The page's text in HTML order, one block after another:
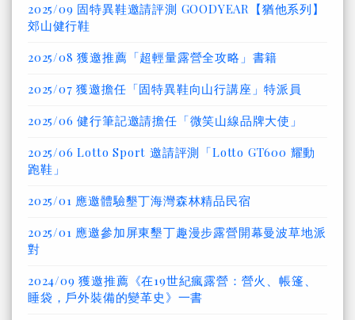
2025/09 固特異鞋邀請評測 GOODYEAR【猶他系列】
郊山健行鞋
2025/08 獲邀推薦「超輕量露營全攻略」書籍
2025/07 獲邀擔任「固特異鞋向山行講座」特派員
2025/06 健行筆記邀請擔任「微笑山線品牌大使」
2025/06 Lotto Sport 邀請評測「Lotto GT600 耀動
跑鞋」
2025/01 應邀體驗墾丁海灣森林精品民宿
2025/01 應邀參加屏東墾丁趣漫步露營開幕曼波草地派
對
2024/09 獲邀推薦《在19世紀瘋露營：營火、帳篷、
睡袋，戶外裝備的變革史》一書